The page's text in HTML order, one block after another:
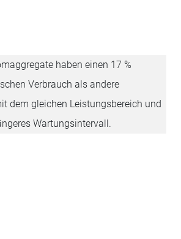
haben einen 17 %
Verbrauch als andere
dem gleichen Leistungsbereich und
Wartungsintervall.